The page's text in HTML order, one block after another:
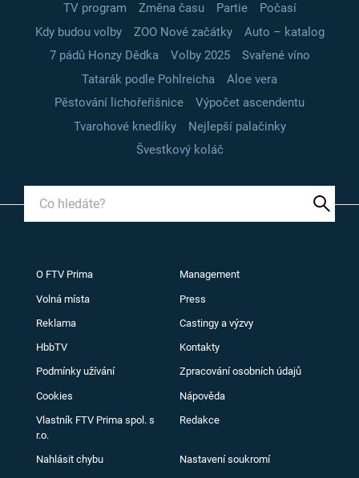
TV program
Změna času Partie
Počasí
Kdy budou volby
ZOO Nové začátky
Auto – katalog
7 pádů Honzy Dědka
Volby 2025
Svařené víno
Tatarák podle Pohlreicha
Aloe vera
Pěstování lichořeřišnice
Výpočet ascendentu
Tvarohové knedlíky
Nejlepší palačinky
Švestkový koláč
O FTV Prima Management
Volná místa Press
Reklama Castingy a výzvy
HbbTV Kontakty
Podmínky užívání Zpracování osobních údajů
Cookies Nápověda
Vlastník FTV Prima spol. s
r.o.
Redakce
Nahlásit chybu Nastavení soukromí